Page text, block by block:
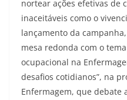
nortear ações efetivas de
inaceitáveis como o
lançamento da
mesa redonda com o
ocupacional na
desafios cotidianos”, na
Enfermagem, que debate